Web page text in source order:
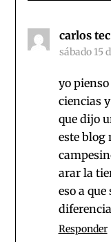
carlos tec
sábado 15
yo
ciencias
que dijo
este blog
arar la
eso a
Responder